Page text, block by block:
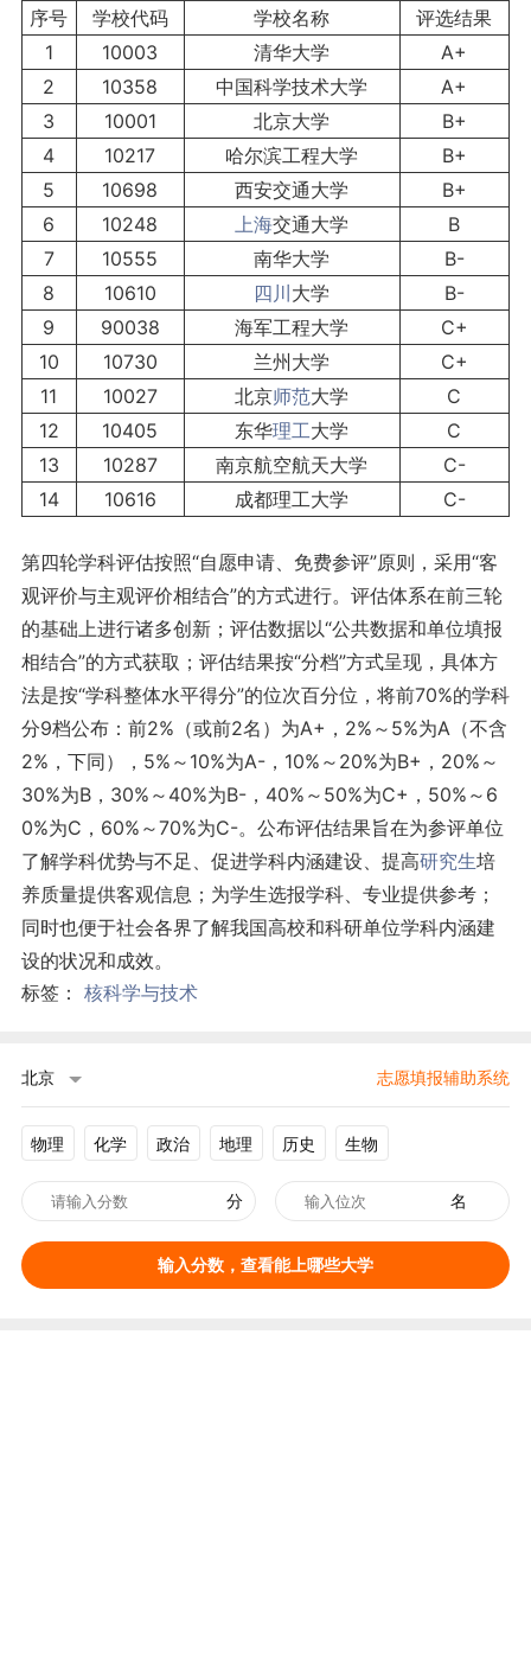
序号 学校代码 学校名称
评选结果
1
10003 清华大学
A+
2
10358 中国科学技术大学
A+
3
10001 北京大学
B+
4
10217 哈尔滨工程大学
B+
5
10698 西安交通大学
B+
6
10248 上海交通大学
B
7
10555 南华大学
B-
8
10610 四川 大学
B-
9
90038 海军工程大学
C+
10
10730 兰州大学
C+
11
10027 北京师范大学
C
12
10405 东华理工大学
C
13
10287 南京航空航天大学
C-
14
10616 成都理工大学 C-
第四轮学科评估按照“自愿申请、免费参评”原则，采用“客
观评价与主观评价相结合”的方式进行。评估体系在前三轮
的基础上进行诸多创新；评估数据以“公共数据和单位填报
相结合”的方式获取；评估结果按“分档”方式呈现，具体方
法是按“学科整体水平得分”的位次百分位，将前70%的学科
分9档公布：前2%（或前2名）为A+，2%～5%为A（不含
2%，下同），5%～10%为A-，10%～20%为B+，20%～
30%为B，30%～40%为B-，40%～50%为C+，50%～6
0%为C，60%～70%为C-。公布评估结果旨在为参评单位
了解学科优势与不足、促进学科内涵建设、提高研究生培
养质量提供客观信息；为学生选报学科、专业提供参考；
同时也便于社会各界了解我国高校和科研单位学科内涵建
设的状况和成效。
标签： 核科学与技术
北京 志愿填报辅助系统
物理 化学 政治 地理 历史 生物
分 名
输入分数，查看能上哪些大学